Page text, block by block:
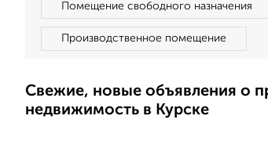
Помещение свободного назначения
Производственное помещение
Свежие, новые объявления о
недвижимость в Курске